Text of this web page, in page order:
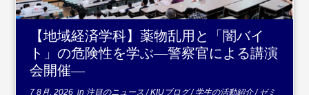
【地域経済学科】薬物乱用と「闇バイ
ト」の危険性を学ぶ―警察官による講演
会開催―
7 8月, 2026 in 注目のニュース/KIUブログ/学生の活動紹介/ゼミ